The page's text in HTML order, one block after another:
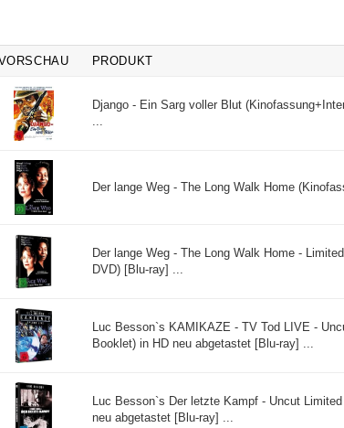
PRODUKT
Django - Ein Sarg voller Blut
...
Der lange Weg - The Long Walk Home
Der lange Weg - The Long Walk Home -
DVD) [Blu-ray] ...
Luc Besson`s KAMIKAZE - TV Tod LIVE -
Booklet) in HD neu abgetastet [Blu-ray] ...
Luc Besson`s Der letzte Kampf - Uncut
neu abgetastet [Blu-ray] ...